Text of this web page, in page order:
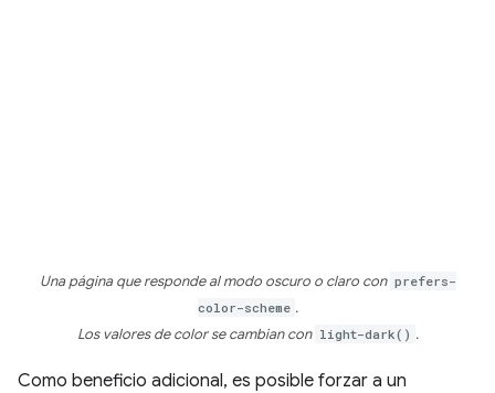
Una página que responde al modo oscuro o claro con prefers-
color-scheme .
Los valores de color se cambian con light-dark() .
Como beneficio adicional, es posible forzar a un